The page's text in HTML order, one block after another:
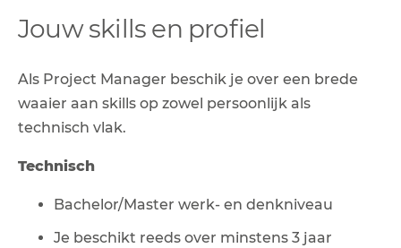
Jouw skills en profiel
Als Project Manager beschik je over een brede
waaier aan skills op zowel persoonlijk als
technisch vlak.
Technisch
Bachelor/Master werk- en denkniveau
Je beschikt reeds over minstens 3 jaar